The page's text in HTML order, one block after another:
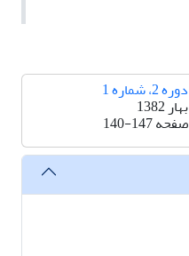
دوره 2، شماره 1
بهار 1382
صفحه140-147